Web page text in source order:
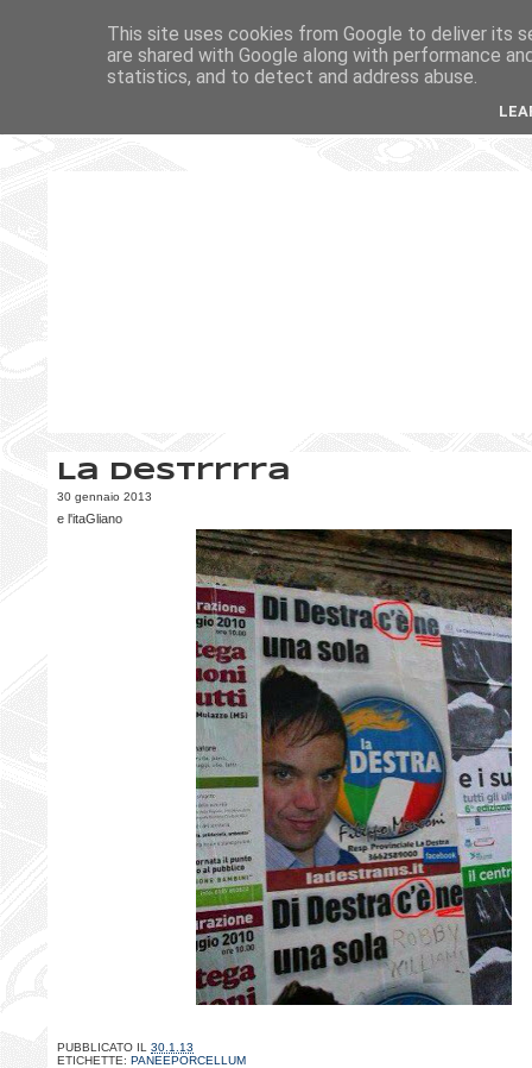
La Destrrrra
30 gennaio 2013
e l'itaGliano
PUBBLICATO IL 30.1.13
ETICHETTE: PANEEPORCELLUM
This site uses cookies from Google to deliver its
are shared with Google along with performance
statistics, and to detect and address abuse.